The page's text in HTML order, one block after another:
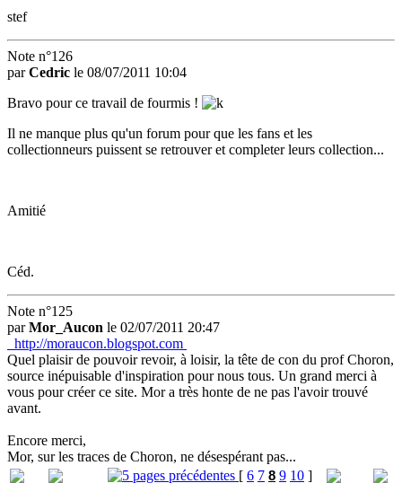
stef
Note n°126
parCedric le 08/07/2011 10:04
Bravo pour ce travail de fourmis !
Il ne manque plus qu'un forum pour que les fans et les
collectionneurs puissent se retrouver et completer leurs collection...
Amitié
Céd.
Note n°125
parMor_Aucon le 02/07/2011 20:47
http://moraucon.blogspot.com
Quel plaisir de pouvoir revoir, à loisir, la tête de con du prof Choron,
source inépuisable d'inspiration pour nous tous. Un grand merci à
vous pour créer ce site. Mor a très honte de ne pas l'avoir trouvé
avant.
Encore merci,
Mor, sur les traces de Choron, ne désespérant pas...
[ 6 7 8 9 10 ]